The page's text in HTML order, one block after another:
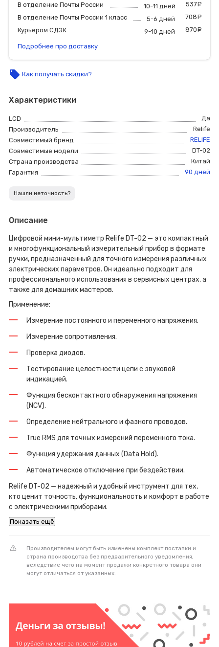
В отделение Почты России
10-11 дней 537
В отделение Почты России 1 класс
5-6 дней 708
Курьером СДЭК
9-10 дней 870
Подробнее про доставку
local_offer Как получать скидки?
Характеристики
LCD
Да
Производитель
Relife
Совместимый бренд
RELIFE
Совместимые модели
DT-02
Страна производства
Китай
Гарантия
90 дней
Нашли неточность?
Описание
Цифровой мини-мультиметр Relife DT-02 — это компактный
и многофункциональный измерительный прибор в формате
ручки, предназначенный для точного измерения различных
электрических параметров. Он идеально подходит для
профессионального использования в сервисных центрах, а
также для домашних мастеров.
Применение:
Измерение постоянного и переменного напряжения.
Измерение сопротивления.
Проверка диодов.
Тестирование целостности цепи с звуковой
индикацией.
Функция бесконтактного обнаружения напряжения
(NCV).
Определение нейтрального и фазного проводов.
True RMS для точных измерений переменного тока.
Функция удержания данных (Data Hold).
Автоматическое отключение при бездействии.
Relife DT-02 — надежный и удобный инструмент для тех,
кто ценит точность, функциональность и комфорт в работе
с электрическими приборами.
Показать ещё
Производителем могут быть изменены комплект поставки и
страна производства без предварительного уведомления,
вследствие чего на момент продажи конкретного товара они
могут отличаться от указанных.